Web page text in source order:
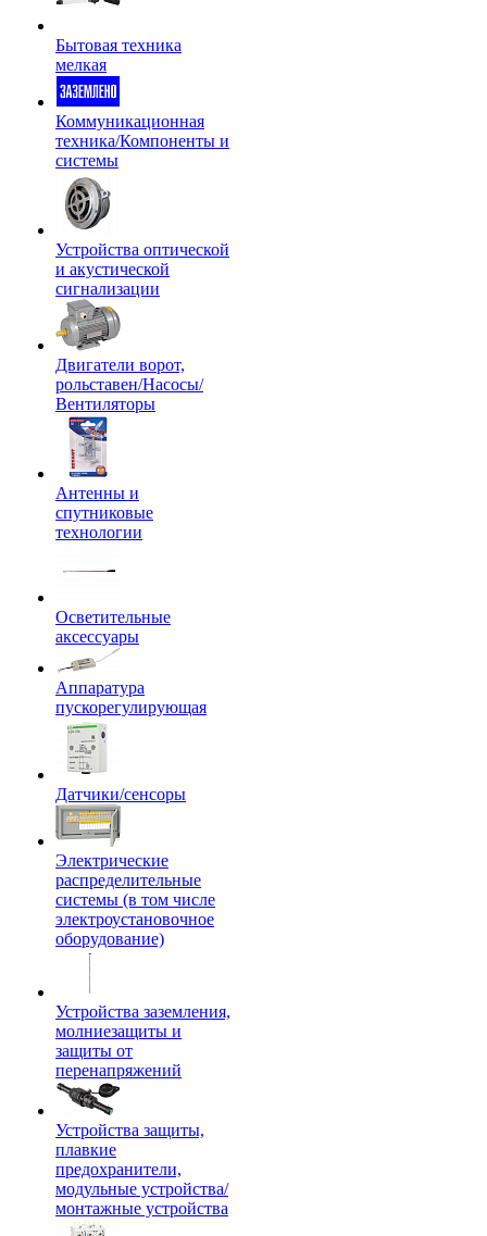
Бытовая техника
мелкая
Коммуникационная
техника/Компоненты и
системы
Устройства оптической
и акустической
сигнализации
Двигатели ворот,
рольставен/Насосы/
Вентиляторы
Антенны и
спутниковые
технологии
Осветительные
аксессуары
Аппаратура
пускорегулирующая
Датчики/сенсоры
Электрические
распределительные
системы (в том числе
электроустановочное
оборудование)
Устройства заземления,
молниезащиты и
защиты от
перенапряжений
Устройства защиты,
плавкие
предохранители,
модульные устройства/
монтажные устройства